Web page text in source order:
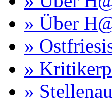
» Über
»
»
»